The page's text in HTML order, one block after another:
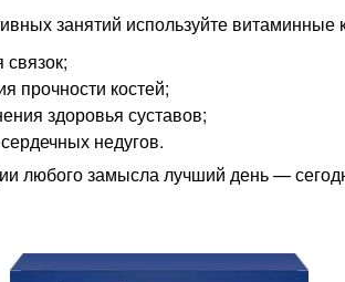
занятий используйте
прочности костей;
здоровья суставов;
недугов.
любого замысла лучший день —